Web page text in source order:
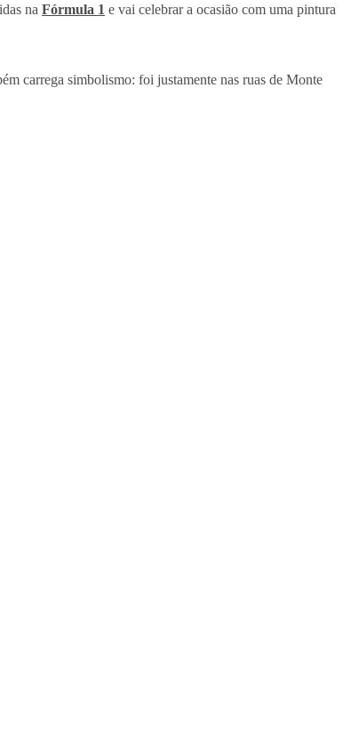
na Fórmula 1 e vai celebrar a ocasião com uma pintura
carrega simbolismo: foi justamente nas ruas de Monte